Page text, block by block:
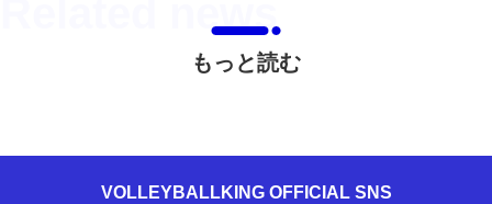
もっと読む
VOLLEYBALLKING OFFICIAL SNS